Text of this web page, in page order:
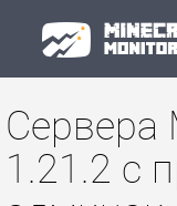
Сервера
1.21.2 с